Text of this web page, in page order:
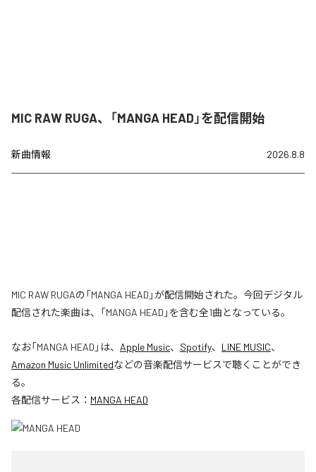
MIC RAW RUGA、「MANGA HEAD」を配信開始
新曲情報 2026.8.8
MIC RAW RUGAの「MANGA HEAD」が配信開始された。今回デジタル
配信された楽曲は、「MANGA HEAD」を含む全1曲となっている。
なお「MANGA HEAD 」は、 Apple Music、 Spotify、 LINE MUSIC、
Amazon Music Unlimitedなどの音楽配信サービスで聴くことができ
る。
各配信サービス： MANGA HEAD